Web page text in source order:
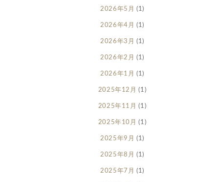
2026年5月 (1)
2026年4月 (1)
2026年3月 (1)
2026年2月 (1)
2026年1月 (1)
2025年12月 (1)
2025年11月 (1)
2025年10月 (1)
2025年9月 (1)
2025年8月 (1)
2025年7月 (1)